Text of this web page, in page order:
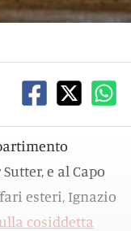
e al Capo
esteri, Ignazio
cosiddetta